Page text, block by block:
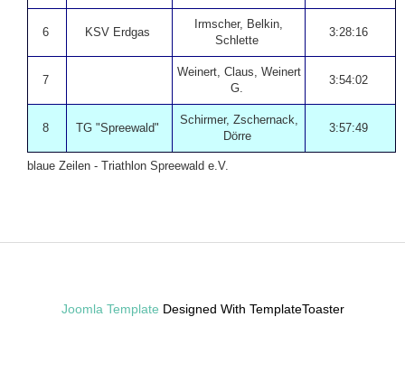
6 KSV Erdgas
Irmscher, Belkin,
Schlette
3:28:16
7
Weinert, Claus, Weinert
G.
3:54:02
8 TG "Spreewald"
Schirmer, Zschernack,
Dörre
3:57:49
blaue Zeilen - Triathlon Spreewald e.V.
Joomla Template Designed With TemplateToaster